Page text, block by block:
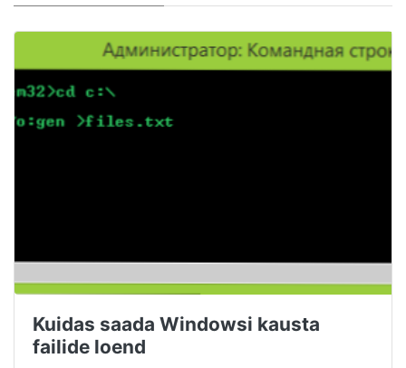
Kuidas saada Windowsi kausta
failide loend